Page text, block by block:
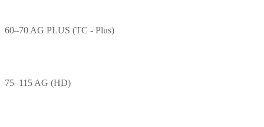
60–70 AG PLUS (TC - Plus)
75–115 AG (HD)